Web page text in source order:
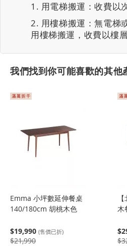
用電梯搬運：收費以
用樓梯搬運：無電梯
用樓梯搬運，收費以樓層
我們找到你可能喜歡的其他
Emma 小坪數延伸餐桌
140/180cm 胡桃木色
$19,990 (售價已折)
$21,990
木